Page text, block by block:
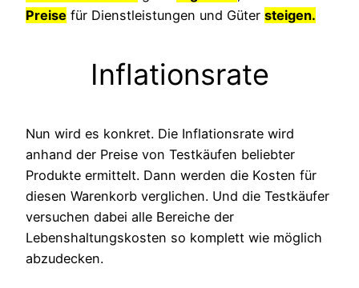
Preise für Dienstleistungen und Güter steigen.
Inflationsrate
Nun wird es konkret. Die Inflationsrate wird
anhand der Preise von Testkäufen beliebter
Produkte ermittelt. Dann werden die Kosten für
diesen Warenkorb verglichen. Und die Testkäufer
versuchen dabei alle Bereiche der
Lebenshaltungskosten so komplett wie möglich
abzudecken.